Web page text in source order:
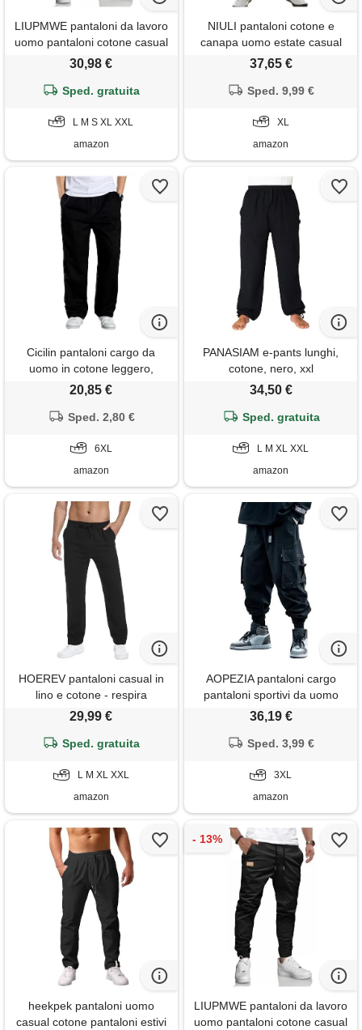
LIUPMWE pantaloni da lavoro
uomo pantaloni cotone casual
jogging pantaloni sportivi slim
fit con tasche s-xxl，nero +
bianco，xxl
30,98 €
Sped. gratuita
L M S XL XXL
amazon
NIULI pantaloni cotone e
canapa uomo estate casual
con tasche regolare la vita
elastico tinta unita per
vacanze spiaggia fresco e
confortevole elastico sciolto
spiaggia, nero, xl
37,65 €
Sped. 9,99 €
XL
amazon
Cicilin pantaloni cargo da
uomo in cotone leggero,
casual, pantaloni da jogging
pantaloni da lavoro all'aperto
20,85 €
Sped. 2,80 €
6XL
amazon
PANASIAM e-pants lunghi,
cotone, nero, xxl
34,50 €
Sped. gratuita
L M XL XXL
amazon
HOEREV pantaloni casual in
lino e cotone - respira
facilmente con i pantaloni
29,99 €
Sped. gratuita
L M XL XXL
amazon
AOPEZIA pantaloni cargo
pantaloni sportivi da uomo
tasche pantaloni da jogging
pantaloni punk hip hop
36,19 €
Sped. 3,99 €
3XL
amazon
heekpek pantaloni uomo
casual cotone pantaloni estivi
LIUPMWE pantaloni da lavoro
uomo pantaloni cotone casual